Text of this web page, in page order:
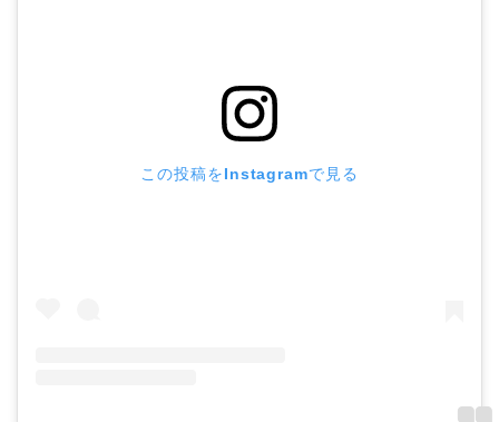
この投稿をInstagramで見る